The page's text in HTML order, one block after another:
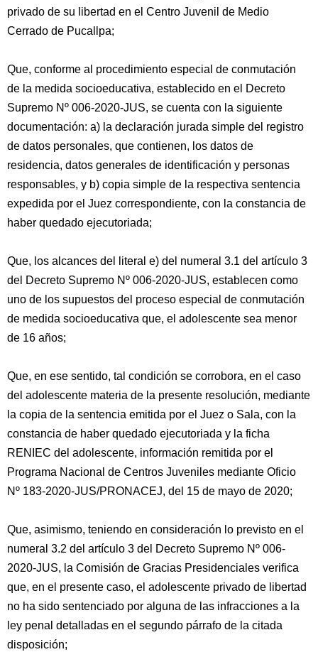
privado de su libertad en el Centro Juvenil de Medio
Cerrado de Pucallpa;
Que, conforme al procedimiento especial de conmutación
de la medida socioeducativa, establecido en el Decreto
Supremo Nº 006-2020-JUS, se cuenta con la siguiente
documentación: a) la declaración jurada simple del registro
de datos personales, que contienen, los datos de
residencia, datos generales de identificación y personas
responsables, y b) copia simple de la respectiva sentencia
expedida por el Juez correspondiente, con la constancia de
haber quedado ejecutoriada;
Que, los alcances del literal e) del numeral 3.1 del artículo 3
del Decreto Supremo Nº 006-2020-JUS, establecen como
uno de los supuestos del proceso especial de conmutación
de medida socioeducativa que, el adolescente sea menor
de 16 años;
Que, en ese sentido, tal condición se corrobora, en el caso
del adolescente materia de la presente resolución, mediante
la copia de la sentencia emitida por el Juez o Sala, con la
constancia de haber quedado ejecutoriada y la ficha
RENIEC del adolescente, información remitida por el
Programa Nacional de Centros Juveniles mediante Oficio
Nº 183-2020-JUS/PRONACEJ, del 15 de mayo de 2020;
Que, asimismo, teniendo en consideración lo previsto en el
numeral 3.2 del artículo 3 del Decreto Supremo Nº 006-
2020-JUS, la Comisión de Gracias Presidenciales verifica
que, en el presente caso, el adolescente privado de libertad
no ha sido sentenciado por alguna de las infracciones a la
ley penal detalladas en el segundo párrafo de la citada
disposición;